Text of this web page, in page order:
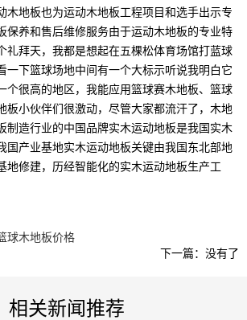
木地板也为运动木地板工程项目和选手出示专
保养和售后维修服务由于运动木地板的专业特
礼拜天，我都是想起在五棵松体育场馆打蓝球
一下篮球场地中间有一个大标示听说我明白它
个很高的地区，我能应用篮球赛木地板、篮球
板小伙伴们很激动，尽管大家都流汗了，木地
制造行业的中国品牌实木运动地板是我国实木
国产业基地实木运动地板关键由我国东北部地
地修建，历经智能化的实木运动地板生产工
球木地板价格
下一篇：没有了
相关新闻推荐